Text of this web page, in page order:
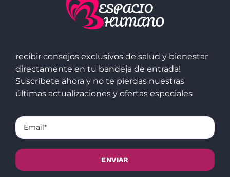
recibir consejos exclusivos de salud y bienestar
directamente en tu bandeja de entrada!
Suscríbete ahora y no te pierdas nuestras
últimas actualizaciones y ofertas especiales